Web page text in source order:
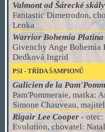
Valmont od Šárecké skály
Fantastic Dimetrodon,
Lenka
Warrior Bohemia Platina
Givenchy Ange
Dedková Ingrid
PSI - TŘÍDA ŠAMPIONŮ
Galicien de la
Pam'Pommeraie, matka:
Simone Chauveau,
Rigair Lee Cooper - otec:
Evolution, chovatel: